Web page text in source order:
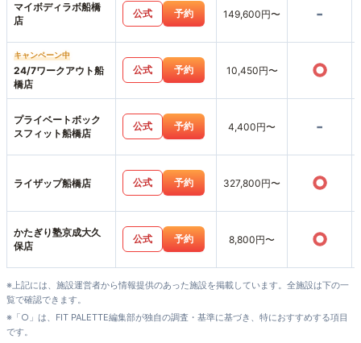
マイボディラボ船橋
店
公式 予約 149,600円〜 -
キャンペーン中
24/7ワークアウト船
橋店
公式 予約 10,450円〜 ○
プライベートボック
スフィット船橋店
公式 予約 4,400円〜 -
ライザップ船橋店 公式 予約 327,800円〜 ○
かたぎり塾京成大久
保店
公式 予約 8,800円〜 ○
※上記には、施設運営者から情報提供のあった施設を掲載しています。全施設は下の一
覧で確認できます。
※「○」は、FIT PALETTE編集部が独自の調査・基準に基づき、特におすすめする項目
です。